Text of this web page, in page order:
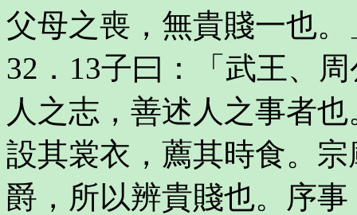
父母之喪，無貴賤一也。
32．13子曰：「武王、
人之志，善述人之事者
設其裳衣，薦其時食。
爵，所以辨貴賤也。序